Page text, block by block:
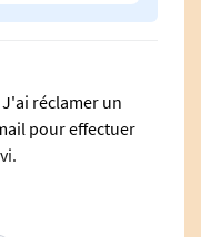
réclamer un
pour effectuer